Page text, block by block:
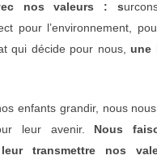
nos valeurs : s
pour l’environnement,
qui décide pour nous,une
enfants grandir, nous
leur avenir. Nous
transmettre nos